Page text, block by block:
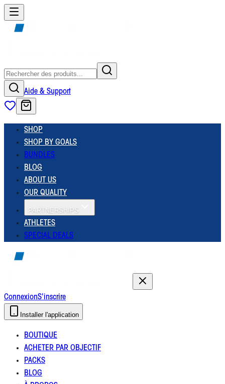
Aide & Support
SHOP
SHOP BY GOALS
BUNDLES
BLOG
ABOUT US
OUR QUALITY
PARTNERSHIPS
ATHLETES
SPECIAL DEALS
ConnexionS'inscrire
Installer l'application
BOUTIQUE
ACHETER PAR OBJECTIF
PACKS
BLOG